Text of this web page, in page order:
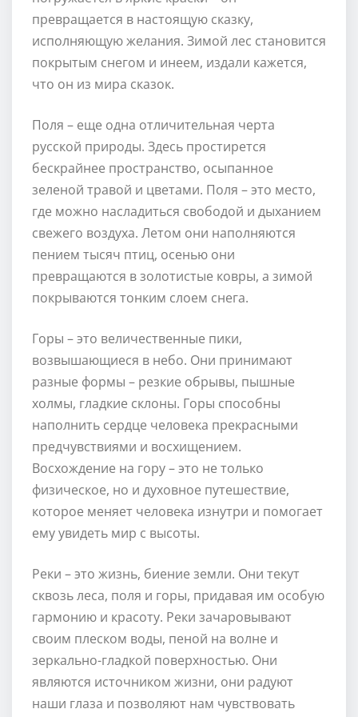
превращается в настоящую сказку,
исполняющую желания. Зимой лес становится
покрытым снегом и инеем, издали кажется,
что он из мира сказок.
Поля – еще одна отличительная черта
русской природы. Здесь простирется
бескрайнее пространство, осыпанное
зеленой травой и цветами. Поля – это место,
где можно насладиться свободой и дыханием
свежего воздуха. Летом они наполняются
пением тысяч птиц, осенью они
превращаются в золотистые ковры, а зимой
покрываются тонким слоем снега.
Горы – это величественные пики,
возвышающиеся в небо. Они принимают
разные формы – резкие обрывы, пышные
холмы, гладкие склоны. Горы способны
наполнить сердце человека прекрасными
предчувствиями и восхищением.
Восхождение на гору – это не только
физическое, но и духовное путешествие,
которое меняет человека изнутри и помогает
ему увидеть мир с высоты.
Реки – это жизнь, биение земли. Они текут
сквозь леса, поля и горы, придавая им особую
гармонию и красоту. Реки зачаровывают
своим плеском воды, пеной на волне и
зеркально-гладкой поверхностью. Они
являются источником жизни, они радуют
наши глаза и позволяют нам чувствовать